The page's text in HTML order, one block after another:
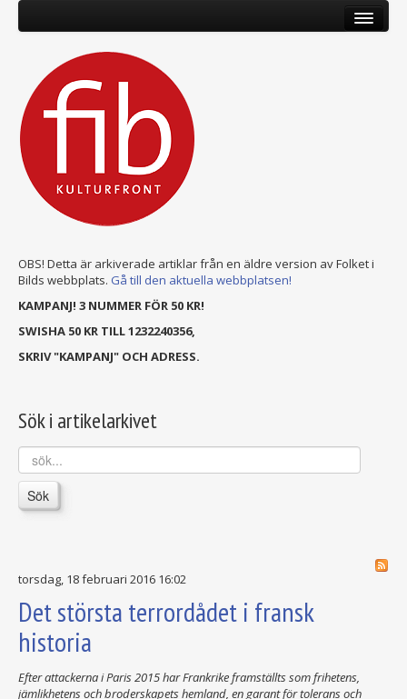
OBS! Detta är arkiverade artiklar från en äldre version av Folket i
Bilds webbplats. Gå till den aktuella webbplatsen!
KAMPANJ! 3 NUMMER FÖR 50 KR!
SWISHA 50 KR TILL 1232240356,
SKRIV "KAMPANJ" OCH ADRESS.
Sök i artikelarkivet
sök...
Sök
torsdag, 18 februari 2016 16:02
Det största terrordådet i fransk
historia
Efter attackerna i Paris 2015 har Frankrike framställts som frihetens,
jämlikhetens och broderskapets hemland, en garant för tolerans och